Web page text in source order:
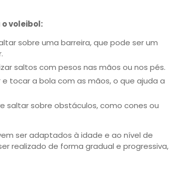
voleibol:
sobre uma barreira, que pode ser um
saltos com pesos nas mãos ou nos pés.
tocar a bola com as mãos, o que ajuda a
saltar sobre obstáculos, como cones ou
ser adaptados à idade e ao nível de
realizado de forma gradual e progressiva,